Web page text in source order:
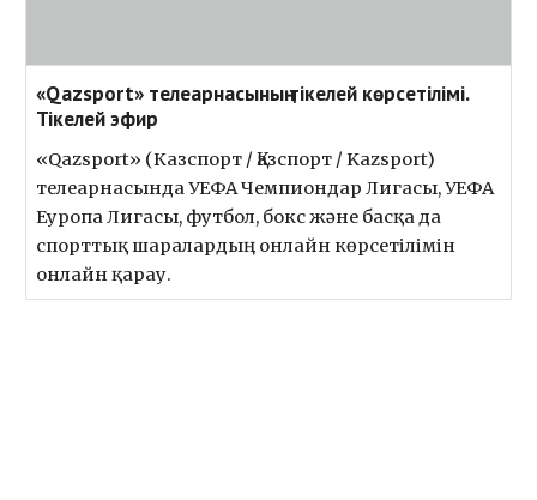
«Qazsport» телеарнасының тікелей көрсетілімі.
Тікелей эфир
«Qazsport» (Казспорт / Қазспорт / Kazsport)
телеарнасында УЕФА Чемпиондар Лигасы, УЕФА
Еуропа Лигасы, футбол, бокс және басқа да
спорттық шаралардың онлайн көрсетілімін
онлайн қарау.